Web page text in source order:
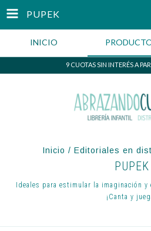
PUPEK
INICIO
9 CUOTAS SIN INTERÉS A
Inicio / Editoriales en
PUPEK
Ideales para estimular la imaginación
¡Canta y